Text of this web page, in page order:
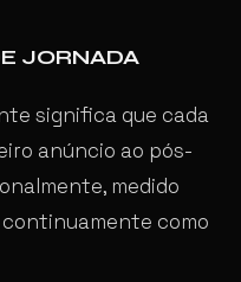
JORNADA
significa que cada
anúncio ao pós-
medido
como